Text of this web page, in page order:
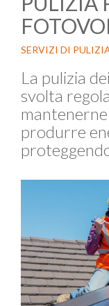
SERVIZI DI
La pulizia
svolta
produrre